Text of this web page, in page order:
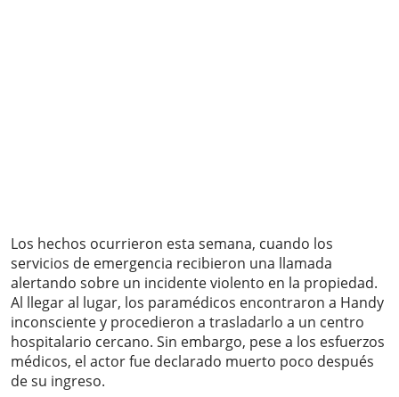
Los hechos ocurrieron esta semana, cuando los
servicios de emergencia recibieron una llamada
alertando sobre un incidente violento en la propiedad.
Al llegar al lugar, los paramédicos encontraron a Handy
inconsciente y procedieron a trasladarlo a un centro
hospitalario cercano. Sin embargo, pese a los esfuerzos
médicos, el actor fue declarado muerto poco después
de su ingreso.